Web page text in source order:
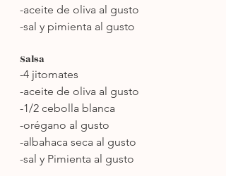
-aceite de oliva al gusto
-sal y pimienta al gusto
Salsa
-4 jitomates
-aceite de oliva al gusto
-1/2 cebolla blanca
-orégano al gusto
-albahaca seca al gusto
-sal y Pimienta al gusto